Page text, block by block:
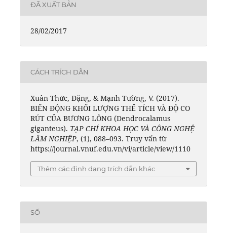
ĐÃ XUẤT BẢN
28/02/2017
CÁCH TRÍCH DẪN
Xuân Thức, Đặng, & Mạnh Tường, V. (2017).
BIẾN ĐỘNG KHỐI LƯỢNG THỂ TÍCH VÀ ĐỘ CO
RÚT CỦA BƯƠNG LÔNG (Dendrocalamus
giganteus). TẠP CHÍ KHOA HỌC VÀ CÔNG NGHỆ
LÂM NGHIỆP, (1), 088–093. Truy vấn từ
https://journal.vnuf.edu.vn/vi/article/view/1110
Thêm các định dạng trích dẫn khác
SỐ